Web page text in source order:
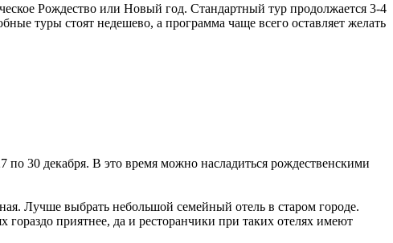
Рождество или Новый год. Стандартный тур продолжается 3-4
туры стоят недешево, а программа чаще всего оставляет желать
30 декабря. В это время можно насладиться рождественскими
Лучше выбрать небольшой семейный отель в старом городе.
приятнее, да и ресторанчики при таких отелях имеют